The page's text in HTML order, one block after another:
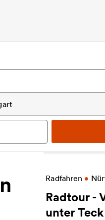
Radfahren •
Radtour -
unter Teck
Weitere